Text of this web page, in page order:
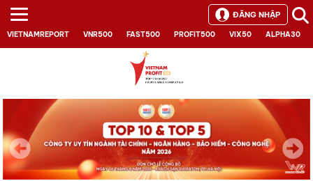
VIETNAMREPORT VNR500 FAST500 PROFIT500 VIX50 ALPHA30
ĐĂNG NHẬP
Next